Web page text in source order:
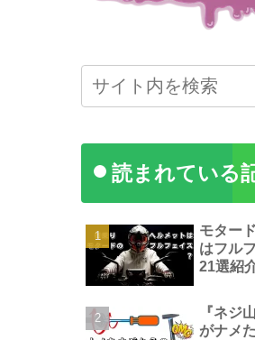
読まれている
モター
はフル
21選紹
『ネジ
がナメ